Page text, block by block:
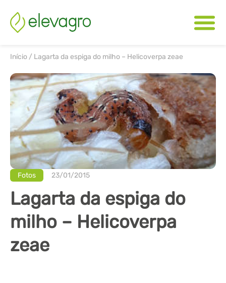
Início / Lagarta da espiga do milho – Helicoverpa zeae
Fotos 23/01/2015
Lagarta da espiga do
milho – Helicoverpa
zeae